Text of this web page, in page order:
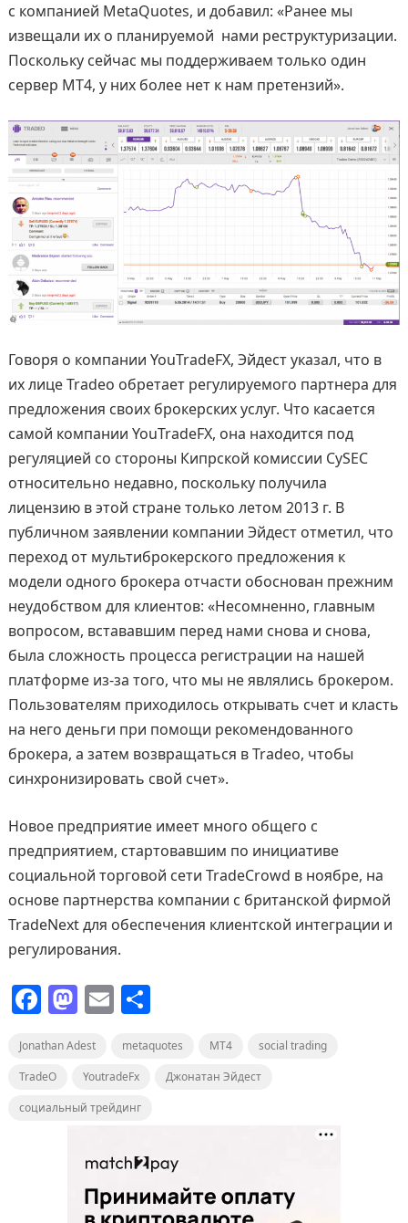
с компанией MetaQuotes, и добавил: «Ранее мы
извещали их о планируемой нами реструктуризации.
Поскольку сейчас мы поддерживаем только один
сервер MT4, у них более нет к нам претензий».
Говоря о компании YouTradeFX, Эйдест указал, что в
их лице Tradeo обретает регулируемого партнера для
предложения своих брокерских услуг. Что касается
самой компании YouTradeFX, она находится под
регуляцией со стороны Кипрской комиссии CySEC
относительно недавно, поскольку получила
лицензию в этой стране только летом 2013 г. В
публичном заявлении компании Эйдест отметил, что
переход от мультиброкерского предложения к
модели одного брокера отчасти обоснован прежним
неудобством для клиентов: «Несомненно, главным
вопросом, встававшим перед нами снова и снова,
была сложность процесса регистрации на нашей
платформе из-за того, что мы не являлись брокером.
Пользователям приходилось открывать счет и класть
на него деньги при помощи рекомендованного
брокера, а затем возвращаться в Tradeo, чтобы
синхронизировать свой счет».
Новое предприятие имеет много общего с
предприятием, стартовавшим по инициативе
социальной торговой сети TradeCrowd в ноябре, на
основе партнерства компании с британской фирмой
TradeNext для обеспечения клиентской интеграции и
регулирования.
F
c
e
b
M
st
o
d
n
E
ai
l
О
п
р
и
т
Jonathan Adest metaquotes MT4
social trading
TradeO
YoutradeFx
Джонатан Эйдест
социальный трейдинг